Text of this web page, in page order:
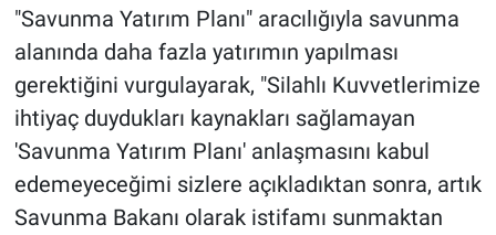
"Savunma Yatırım Planı" aracılığıyla savunma
alanında daha fazla yatırımın yapılması
gerektiğini vurgulayarak, "Silahlı Kuvvetlerimize
ihtiyaç duydukları kaynakları sağlamayan
'Savunma Yatırım Planı' anlaşmasını kabul
edemeyeceğimi sizlere açıkladıktan sonra, artık
Savunma Bakanı olarak istifamı sunmaktan